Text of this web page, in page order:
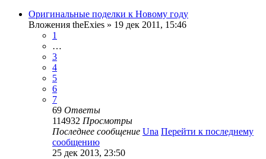
Оригинальные поделки к Новому году
Вложения theExies » 19 дек 2011, 15:46
1
…
3
4
5
6
7
69 Ответы
114932 Просмотры
Последнее сообщение Una Перейти к последнему
сообщению
25 дек 2013, 23:50